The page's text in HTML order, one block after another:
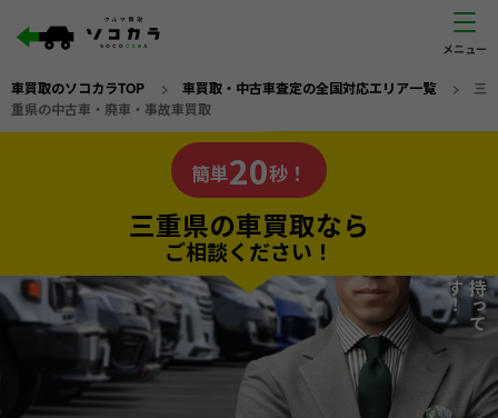
車買取のソコカラTOP > 車買取・中古車査定の全国対応エリア一覧> 三
重県の中古車・廃車・事故車買取
の車買取なら
ソコカラの 私たちが責任を持って
査定いたします！
簡単20秒！
三重県の車買取なら
ご相談ください！
20秒で入力完了！